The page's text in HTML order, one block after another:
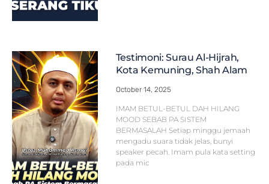
Testimoni: Surau Al-Hijrah,
Kota Kemuning, Shah Alam
October 14, 2025
IMAM BETUL-BETUL DAH HILANG
MOOD SEBAB PA SISTEM
BERMASALAH Setiap minggu jemaah
mengadu suara tidak jelas, bunyi
speaker pecah. Imam pula kata setting
pada mic